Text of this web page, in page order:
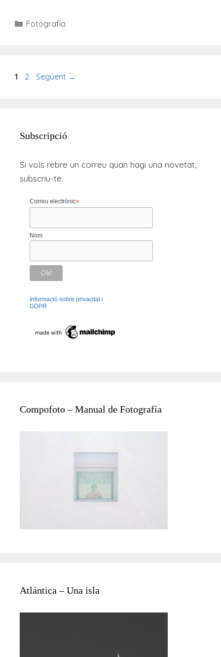
Categories
Fotografía
Pàgina
1 Pàgina
2 Següent →
Subscripció
Si vols rebre un correu quan hagi una novetat,
subscriu-te:
Correu electrònic*
Nom
Informació sobre privacitat i
GDPR
Compofoto – Manual de Fotografía
Atlántica – Una isla